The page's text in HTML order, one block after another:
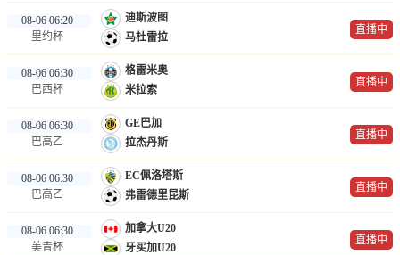
08-06 06:20
里约杯
迪斯波图
马杜雷拉
直播中
08-06 06:30
巴西杯
格雷米奥
米拉索
直播中
08-06 06:30
巴高乙
GE巴加
拉杰丹斯
直播中
08-06 06:30
巴高乙
EC佩洛塔斯
弗雷德里昆斯
直播中
08-06 06:30
美青杯
加拿大U20
牙买加U20
直播中